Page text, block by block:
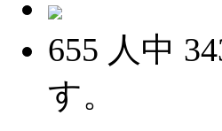
655 人中
す。